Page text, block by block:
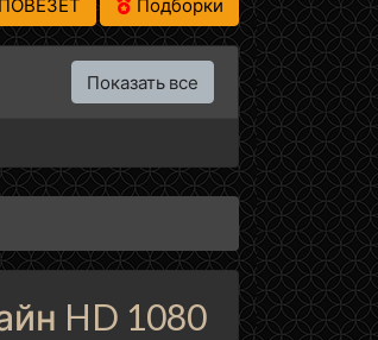
Подборки
Показать все
HD 1080